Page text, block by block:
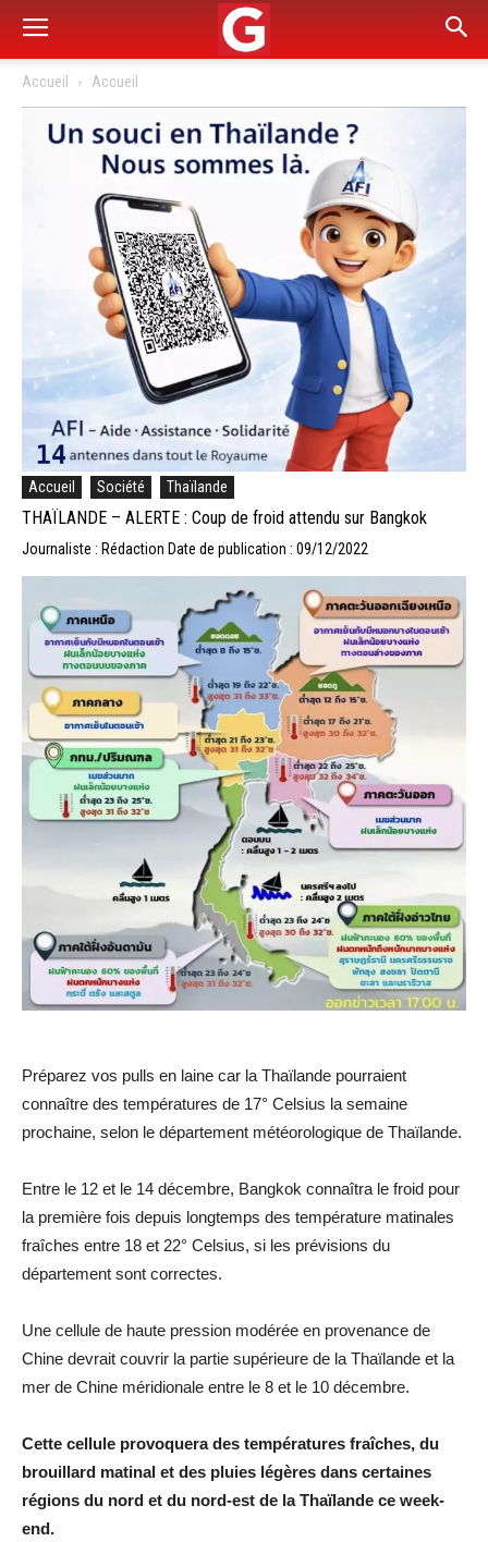
Accueil Accueil
Accueil Société Thaïlande
THAÏLANDE – ALERTE : Coup de froid attendu sur Bangkok
Journaliste : Rédaction Date de publication : 09/12/2022
Préparez vos pulls en laine car la Thaïlande pourraient
connaître des températures de 17° Celsius la semaine
prochaine, selon le département météorologique de Thaïlande.
Entre le 12 et le 14 décembre, Bangkok connaîtra le froid pour
la première fois depuis longtemps des température matinales
fraîches entre 18 et 22° Celsius, si les prévisions du
département sont correctes.
Une cellule de haute pression modérée en provenance de
Chine devrait couvrir la partie supérieure de la Thaïlande et la
mer de Chine méridionale entre le 8 et le 10 décembre.
Cette cellule provoquera des températures fraîches, du
brouillard matinal et des pluies légères dans certaines
régions du nord et du nord-est de la Thaïlande ce week-
end.